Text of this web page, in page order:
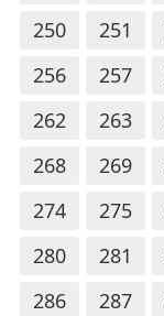
250
251
256
257
262
263
268
269
274
275
280
281
286
287